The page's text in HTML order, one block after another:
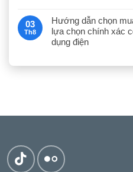
03
Th8
Hướng dẫn chọn
lựa chọn chính xác
dụng điện